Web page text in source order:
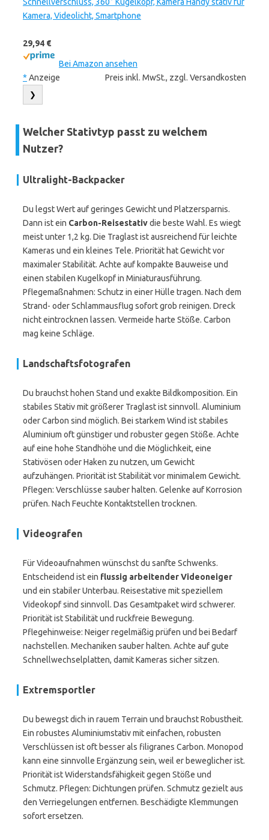
Kamera, Videolicht, Smartphone
29,94 €
Bei Amazon ansehen
* Anzeige Preis inkl. MwSt., zzgl. Versandkosten
❯
Welcher Stativtyp passt zu welchem
Nutzer?
Ultralight-Backpacker
Du legst Wert auf geringes Gewicht und Platzersparnis.
Dann ist ein Carbon-Reisestativdie beste Wahl. Es wiegt
meist unter 1,2 kg. Die Traglast ist ausreichend für leichte
Kameras und ein kleines Tele. Priorität hat Gewicht vor
maximaler Stabilität. Achte auf kompakte Bauweise und
einen stabilen Kugelkopf in Miniaturausführung.
Pflegemaßnahmen: Schutz in einer Hülle tragen. Nach dem
Strand- oder Schlammausflug sofort grob reinigen. Dreck
nicht eintrocknen lassen. Vermeide harte Stöße. Carbon
mag keine Schläge.
Landschaftsfotografen
Du brauchst hohen Stand und exakte Bildkomposition. Ein
stabiles Stativ mit größerer Traglast ist sinnvoll. Aluminium
oder Carbon sind möglich. Bei starkem Wind ist stabiles
Aluminium oft günstiger und robuster gegen Stöße. Achte
auf eine hohe Standhöhe und die Möglichkeit, eine
Stativösen oder Haken zu nutzen, um Gewicht
aufzuhängen. Priorität ist Stabilität vor minimalem Gewicht.
Pflegen: Verschlüsse sauber halten. Gelenke auf Korrosion
prüfen. Nach Feuchte Kontaktstellen trocknen.
Videografen
Für Videoaufnahmen wünschst du sanfte Schwenks.
Entscheidend ist ein flussig arbeitender Videoneiger
und ein stabiler Unterbau. Reisestative mit speziellem
Videokopf sind sinnvoll. Das Gesamtpaket wird schwerer.
Priorität ist Stabilität und ruckfreie Bewegung.
Pflegehinweise: Neiger regelmäßig prüfen und bei Bedarf
nachstellen. Mechaniken sauber halten. Achte auf gute
Schnellwechselplatten, damit Kameras sicher sitzen.
Extremsportler
Du bewegst dich in rauem Terrain und brauchst Robustheit.
Ein robustes Aluminiumstativ mit einfachen, robusten
Verschlüssen ist oft besser als filigranes Carbon. Monopod
kann eine sinnvolle Ergänzung sein, weil er beweglicher ist.
Priorität ist Widerstandsfähigkeit gegen Stöße und
Schmutz. Pflegen: Dichtungen prüfen. Schmutz gezielt aus
den Verriegelungen entfernen. Beschädigte Klemmungen
sofort ersetzen.